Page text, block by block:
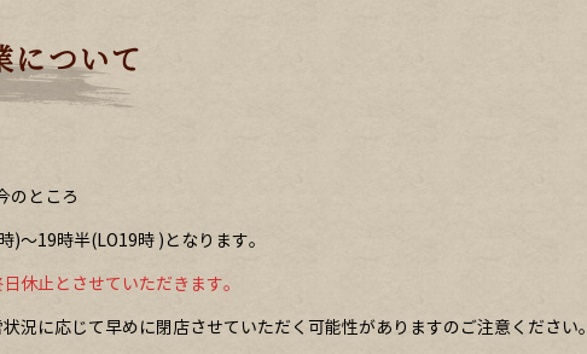
について
のところ
)～19時半(LO19時 )となります。
休止とさせていただきます。
況に応じて早めに閉店させていただく可能性がありますのご注意ください。